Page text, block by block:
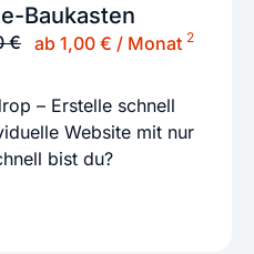
Baukasten
€ ab 1,00 € / Monat 2
– Erstelle schnell
Website mit nur
bist du?